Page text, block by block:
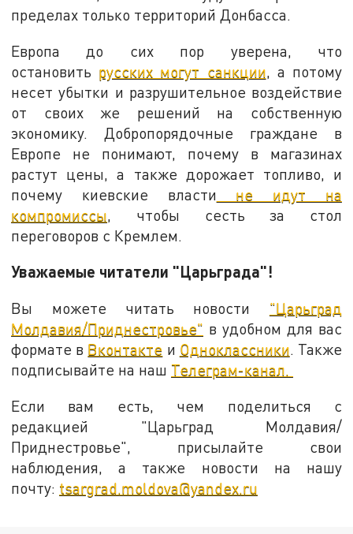
пределах только территорий Донбасса.
Европа до сих пор уверена, что
остановить русских могут санкции , а потому
несет убытки и разрушительное воздействие
от своих же решений на собственную
экономику. Добропорядочные граждане в
Европе не понимают, почему в магазинах
растут цены, а также дорожает топливо, и
почему киевские власти не идут на
компромиссы , чтобы сесть за стол
переговоров с Кремлем.
Уважаемые читатели "Царьграда"!
Вы можете читать новости "Царьград
Молдавия/Приднестровье" в удобном для вас
формате в Вконтакте и Одноклассники. Также
подписывайте на наш Телеграм-канал.
Если вам есть, чем поделиться с
редакцией "Царьград Молдавия/
Приднестровье", присылайте свои
наблюдения, а также новости на нашу
почту: tsargrad.moldova@yandex.ru